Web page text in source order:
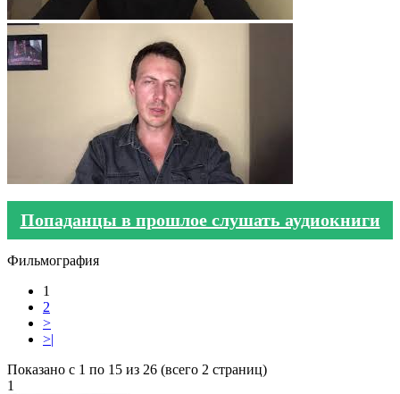
Попаданцы в прошлое слушать аудиокниги
Фильмография
1
2
>
>|
Показано с 1 по 15 из 26 (всего 2 страниц)
1